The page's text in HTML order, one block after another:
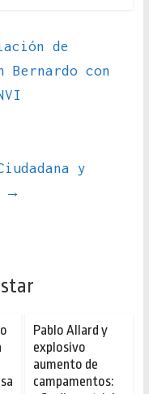
de
Bernardo con
y
→
Pablo Allard y
explosivo
aumento de
campamentos: